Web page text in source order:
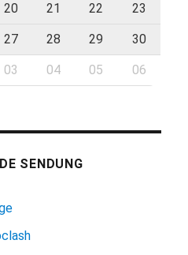
20 21 22 23
27 28 29 30
03 04 05 06
SENDUNG